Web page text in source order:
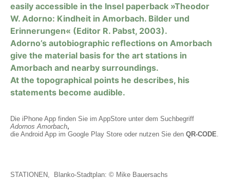
easily accessible in the Insel paperback »Theodor
W. Adorno: Kindheit in Amorbach. Bilder und
Erinnerungen« (Editor R. Pabst, 2003).
Adorno’s autobiographic reﬂections on Amorbach
give the material basis for the art stations in
Amorbach and nearby surroundings.
At the topographical points he describes, his
statements become audible.
Die iPhone App finden Sie im AppStore unter dem Suchbegriff
Adornos Amorbach,
die Android App im Google Play Store oder nutzen Sie den QR-CODE
STATIONEN, Blanko-Stadtplan: © Mike Bauersachs